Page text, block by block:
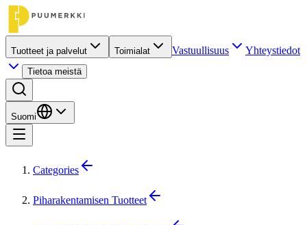
Tuotteet ja palvelut Toimialat Vastuullisuus Yhteystiedot
Tietoa meistä
Suomi
Categories
Piharakentamisen Tuotteet